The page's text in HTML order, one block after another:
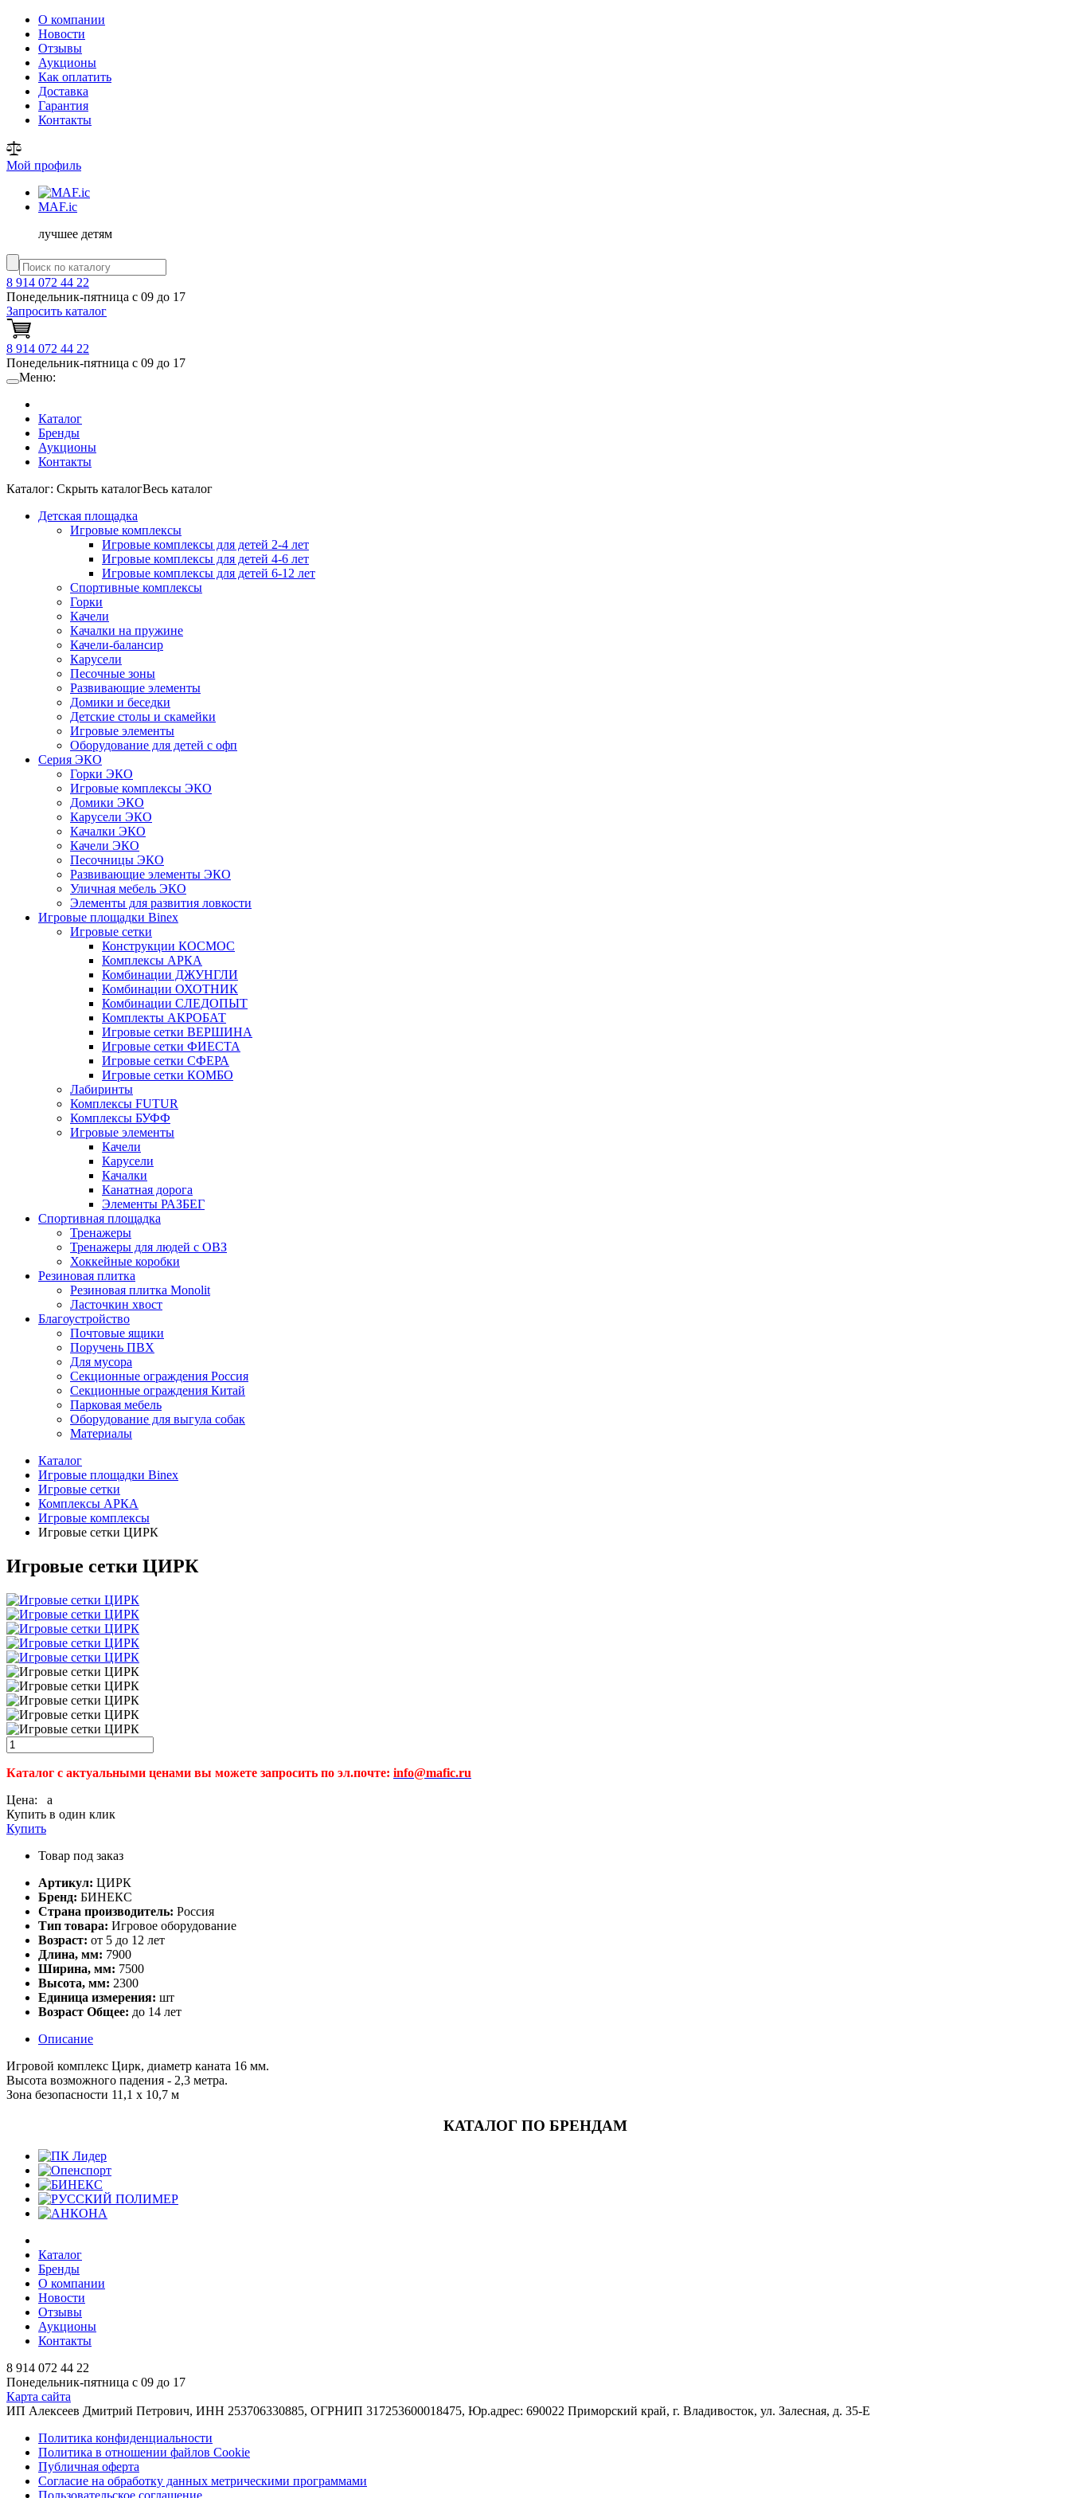
О компании
Новости
Отзывы
Аукционы
Как оплатить
Доставка
Гарантия
Контакты
Мой профиль
MAF.ic
лучшее детям
8 914 072 44 22
Понедельник-пятница с 09 до 17
Запросить каталог
8 914 072 44 22
Понедельник-пятница с 09 до 17
Меню:
Каталог
Бренды
Аукционы
Контакты
Каталог: Cкрыть каталогВесь каталог
Детская площадка
Игровые комплексы
Игровые комплексы для детей 2-4 лет
Игровые комплексы для детей 4-6 лет
Игровые комплексы для детей 6-12 лет
Спортивные комплексы
Горки
Качели
Качалки на пружине
Качели-балансир
Карусели
Песочные зоны
Развивающие элементы
Домики и беседки
Детские столы и скамейки
Игровые элементы
Оборудование для детей с офп
Серия ЭКО
Горки ЭКО
Игровые комплексы ЭКО
Домики ЭКО
Карусели ЭКО
Качалки ЭКО
Качели ЭКО
Песочницы ЭКО
Развивающие элементы ЭКО
Уличная мебель ЭКО
Элементы для развития ловкости
Игровые площадки Binex
Игровые сетки
Конструкции КОСМОС
Комплексы АРКА
Комбинации ДЖУНГЛИ
Комбинации ОХОТНИК
Комбинации СЛЕДОПЫТ
Комплекты АКРОБАТ
Игровые сетки ВЕРШИНА
Игровые сетки ФИЕСТА
Игровые сетки СФЕРА
Игровые сетки КОМБО
Лабиринты
Комплексы FUTUR
Комплексы БУФФ
Игровые элементы
Качели
Карусели
Качалки
Канатная дорога
Элементы РАЗБЕГ
Спортивная площадка
Тренажеры
Тренажеры для людей с ОВЗ
Хоккейные коробки
Резиновая плитка
Резиновая плитка Monolit
Ласточкин хвост
Благоустройство
Почтовые ящики
Поручень ПВХ
Для мусора
Секционные ограждения Россия
Секционные ограждения Китай
Парковая мебель
Оборудование для выгула собак
Материалы
Каталог
Игровые площадки Binex
Игровые сетки
Комплексы АРКА
Игровые комплексы
Игровые сетки ЦИРК
Игровые сетки ЦИРК
Каталог с актуальными ценами вы можете запросить по эл.почте: info@mafic.ru
Цена:
a
Купить в один клик
Купить
Товар под заказ
Артикул: ЦИРК
Бренд: БИНЕКС
Страна производитель: Россия
Тип товара: Игровое оборудование
Возраст: от 5 до 12 лет
Длина, мм: 7900
Ширина, мм: 7500
Высота, мм: 2300
Единица измерения: шт
Возраст Общее: до 14 лет
Описание
Игровой комплекс Цирк, диаметр каната 16 мм.
Высота возможного падения - 2,3 метра.
Зона безопасности 11,1 х 10,7 м
КАТАЛОГ ПО БРЕНДАМ
Каталог
Бренды
О компании
Новости
Отзывы
Аукционы
Контакты
8 914 072 44 22
Понедельник-пятница с 09 до 17
Карта сайта
ИП Алексеев Дмитрий Петрович, ИНН 253706330885, ОГРНИП 317253600018475, Юр.адрес: 690022 Приморский край, г. Владивосток, ул. Залесная, д. 35-Е
Политика конфиденциальности
Политика в отношении файлов Cookie
Публичная оферта
Согласие на обработку данных метрическими программами